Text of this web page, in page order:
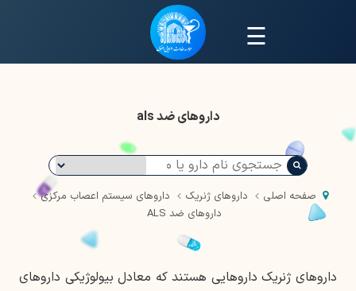
☰
داروهای ضد als
صفحه اصلی داروهای ژنریک
داروهای سیستم اعصاب مرکزی
داروهای ضد ALS
داروهای ژنریک داروهایی هستند که معادل بیولوژیکی داروهای